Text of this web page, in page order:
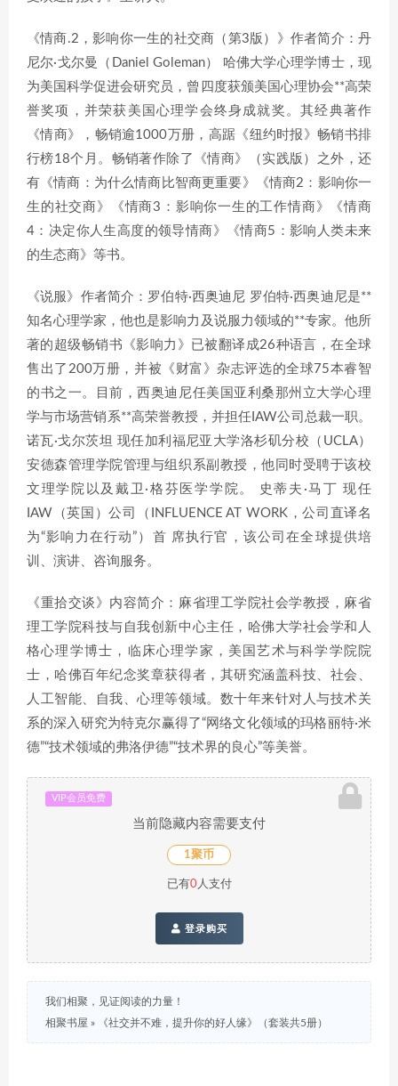
《情商.2，影响你一生的社交商（第3版）》作者简介：丹
尼尔·戈尔曼（Daniel Goleman） 哈佛大学心理学博士，现
为美国科学促进会研究员，曾四度获颁美国心理协会**高荣
誉奖项，并荣获美国心理学会终身成就奖。其经典著作
《情商》，畅销逾1000万册，高踞《纽约时报》畅销书排
行榜18个月。畅销著作除了《情商》（实践版）之外，还
有《情商：为什么情商比智商更重要》《情商2：影响你一
生的社交商》《情商3：影响你一生的工作情商》《情商
4：决定你人生高度的领导情商》《情商5：影响人类未来
的生态商》等书。
《说服》作者简介：罗伯特·西奥迪尼 罗伯特·西奥迪尼是**
知名心理学家，他也是影响力及说服力领域的**专家。他所
著的超级畅销书《影响力》已被翻译成26种语言，在全球
售出了200万册，并被《财富》杂志评选的全球75本睿智
的书之一。目前，西奥迪尼任美国亚利桑那州立大学心理
学与市场营销系**高荣誉教授，并担任IAW公司总裁一职。
诺瓦·戈尔茨坦 现任加利福尼亚大学洛杉矶分校（UCLA）
安德森管理学院管理与组织系副教授，他同时受聘于该校
文理学院以及戴卫·格芬医学学院。 史蒂夫·马丁 现任
IAW（英国）公司（INFLUENCE AT WORK，公司直译名
为“影响力在行动”）首 席执行官，该公司在全球提供培
训、演讲、咨询服务。
《重拾交谈》内容简介：麻省理工学院社会学教授，麻省
理工学院科技与自我创新中心主任，哈佛大学社会学和人
格心理学博士，临床心理学家，美国艺术与科学学院院
士，哈佛百年纪念奖章获得者，其研究涵盖科技、社会、
人工智能、自我、心理等领域。数十年来针对人与技术关
系的深入研究为特克尔赢得了“网络文化领域的玛格丽特·米
德”“技术领域的弗洛伊德”“技术界的良心”等美誉。
VIP会员免费
当前隐藏内容需要支付
1聚币
已有0人支付
登录购买
我们相聚，见证阅读的力量！
相聚书屋 » 《社交并不难，提升你的好人缘》（套装共5册）